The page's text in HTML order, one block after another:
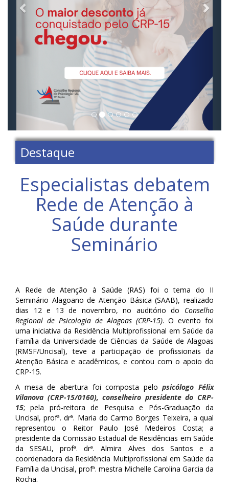
Destaque
Especialistas debatem
Rede de Atenção à
Saúde durante
Seminário
A Rede de Atenção à Saúde (RAS) foi o tema do II
Seminário Alagoano de Atenção Básica (SAAB), realizado
dias 12 e 13 de novembro, no auditório do Conselho
Regional de Psicologia de Alagoas (CRP-15). O evento foi
uma iniciativa da Residência Multiprofissional em Saúde da
Família da Universidade de Ciências da Saúde de Alagoas
(RMSF/Uncisal), teve a participação de profissionais da
Atenção Básica e acadêmicos, e contou com o apoio do
CRP-15.
A mesa de abertura foi composta pelopsicólogo Félix
Vilanova (CRP-15/0160), conselheiro presidente do CRP-
15; pela pró-reitora de Pesquisa e Pós-Graduação da
Uncisal, profª. drª. Maria do Carmo Borges Teixeira, a qual
representou o Reitor Paulo José Medeiros Costa; a
presidente da Comissão Estadual de Residências em Saúde
da SESAU, profª. drª. Almira Alves dos Santos e a
coordenadora da Residência Multiprofissional em Saúde da
Família da Uncisal, profª. mestra Michelle Carolina Garcia da
Rocha.